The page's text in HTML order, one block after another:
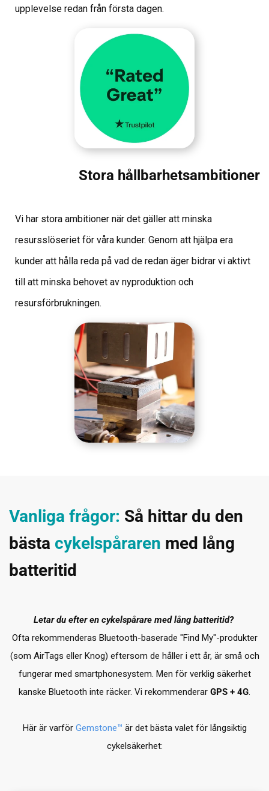
upplevelse redan från första dagen.
Stora hållbarhetsambitioner
Vi har stora ambitioner när det gäller att minska
resursslöseriet för våra kunder. Genom att hjälpa era
kunder att hålla reda på vad de redan äger bidrar vi aktivt
till att minska behovet av nyproduktion och
resursförbrukningen.
Vanliga frågor: Så hittar du den
bästa cykelspåraren med lång
batteritid
Letar du efter en cykelspårare med lång batteritid?
Ofta rekommenderas Bluetooth-baserade "Find My"-produkter
(som AirTags eller Knog) eftersom de håller i ett år, är små och
fungerar med smartphonesystem. Men för verklig säkerhet
kanske Bluetooth inte räcker. Vi rekommenderar GPS + 4G.
Här är varför Gemstone™ är det bästa valet för långsiktig
cykelsäkerhet: